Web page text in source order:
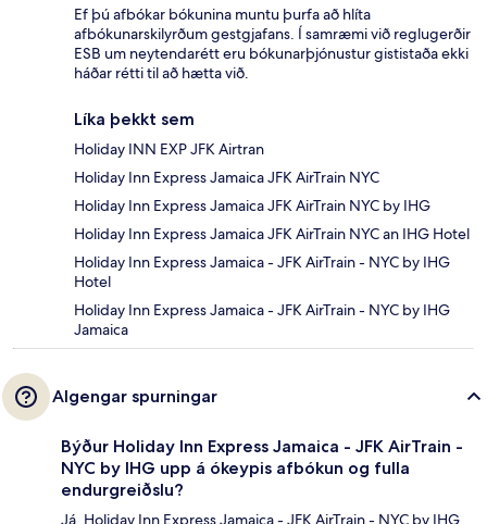
Ef þú afbókar bókunina muntu þurfa að hlíta
afbókunarskilyrðum gestgjafans. Í samræmi við reglugerðir
ESB um neytendarétt eru bókunarþjónustur gististaða ekki
háðar rétti til að hætta við.
Líka þekkt sem
Holiday INN EXP JFK Airtran
Holiday Inn Express Jamaica JFK AirTrain NYC
Holiday Inn Express Jamaica JFK AirTrain NYC by IHG
Holiday Inn Express Jamaica JFK AirTrain NYC an IHG Hotel
Holiday Inn Express Jamaica - JFK AirTrain - NYC by IHG
Hotel
Holiday Inn Express Jamaica - JFK AirTrain - NYC by IHG
Jamaica
Algengar spurningar
Býður Holiday Inn Express Jamaica - JFK AirTrain -
NYC by IHG upp á ókeypis afbókun og fulla
endurgreiðslu?
Já, Holiday Inn Express Jamaica - JFK AirTrain - NYC by IHG